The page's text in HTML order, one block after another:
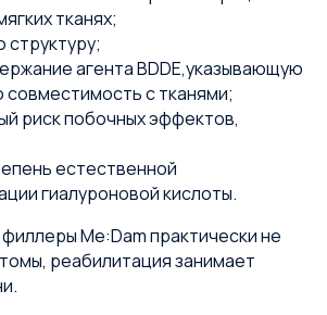
тканях;
структуру;
агента BDDE,указывающую
с тканями;
риск побочных эффектов,
естественной
гиалуроновой кислоты.
Me:Dam практически не
реабилитация занимает